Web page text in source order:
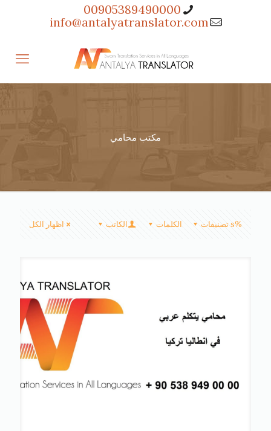
00905389490000
info@antalyatranslator.com
مكتب محامي
%s تصنيفات الكلمات الكاتب اظهار الكل